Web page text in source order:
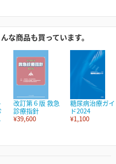
な商品も買っています。
改訂第６版 救急
診療指針
¥39,600
糖尿病治療ガイ
ド2024
¥1,100